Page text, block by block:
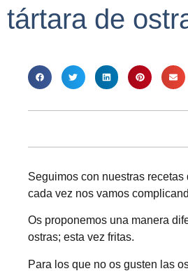
tártara de
Seguimos con nuestras recetas
cada vez nos vamos
Os proponemos una manera
ostras; esta vez fritas.
Para los que no os gusten las